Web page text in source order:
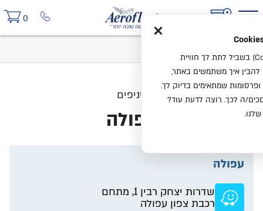
0
סניפים
עפולה
עפולה
שדרות יצחק רבין 1, מתחם
רכבת צפון עפולה
×
אנחנו משתמשים בעוגיות (Cookies) בשביל לתת לך חוויית
להבין איך משתמשים באתר,
שמתאימים בדיוק לך.
ה לכך. רוצה לדעת עוד?